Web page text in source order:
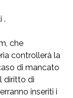
.
che
controllerà la
di mancato
diritto di
inseriti i